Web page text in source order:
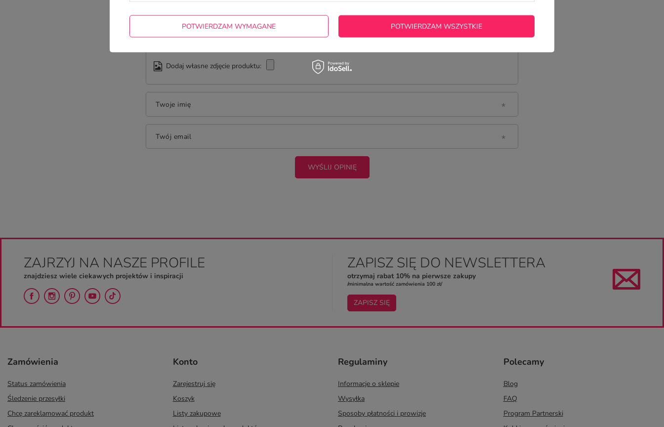
Dodaj własne zdjęcie produktu:
Twoje imię
Twój email
WYŚLIJ OPINIĘ
ZAJRZYJ NA NASZE PROFILE
znajdziesz wiele ciekawych projektów i inspiracji
ZAPISZ SIĘ DO NEWSLETTERA
otrzymaj rabat 10% na pierwsze zakupy
/minimalna wartość zamówienia 100 zł/
ZAPISZ SIĘ
Zamówienia
Status zamówienia
Śledzenie przesyłki
Chcę zareklamować produkt
Konto
Zarejestruj się
Koszyk
Listy zakupowe
Regulaminy
Informacje o sklepie
Wysyłka
Sposoby płatności i prowizje
Polecamy
Blog
FAQ
Program Partnerski
POTWIERDZAM WYMAGANE POTWIERDZAM WSZYSTKIE